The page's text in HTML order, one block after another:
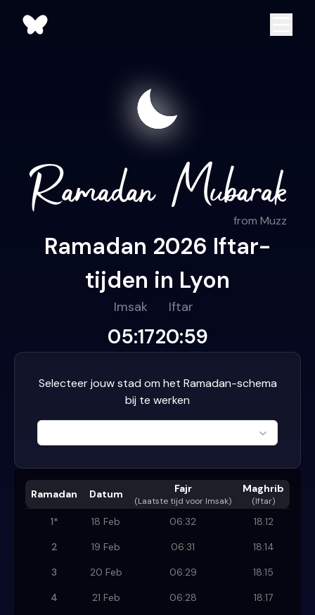
from Muzz
Ramadan 2026 Iftar-
tijden in Lyon
Imsak
05:17
Iftar
20:59
Selecteer jouw stad om het Ramadan-schema
bij te werken
Ramadan Datum Fajr
(Laatste tijd voor Imsak)
Maghrib
(Iftar)
1* 18 Feb 06:32
18:12
2
19 Feb 06:31
18:14
3
20 Feb 06:29
18:15
4
21 Feb 06:28
18:17